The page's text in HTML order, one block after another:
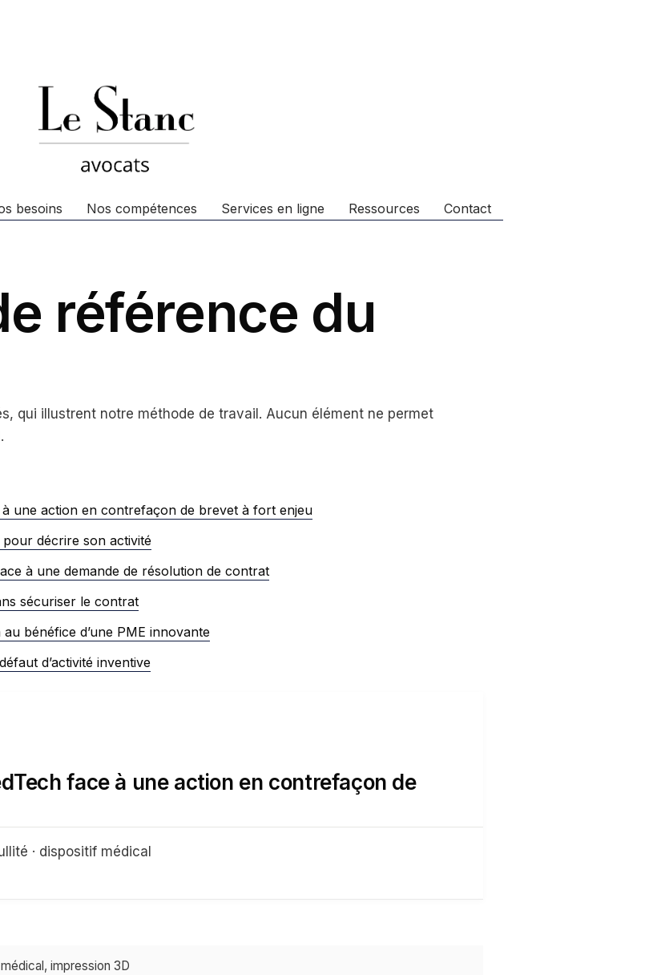
besoins Nos compétences Services en ligne Ressources Contact
référence du
qui illustrent notre méthode de travail. Aucun élément ne permet
une action en contrefaçon de brevet à fort enjeu
décrire son activité
à une demande de résolution de contrat
sécuriser le contrat
bénéfice d’une PME innovante
d’activité inventive
face à une action en contrefaçon de
· dispositif médical
impression 3D